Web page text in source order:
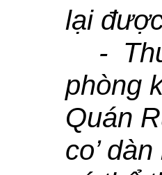
lại
-
phòng
Quán
co’